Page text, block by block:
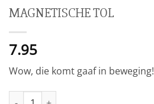
MAGNETISCHE TOL
7.95
Wow, die komt gaaf in beweging!
MAGNETISCHE TOL aantal